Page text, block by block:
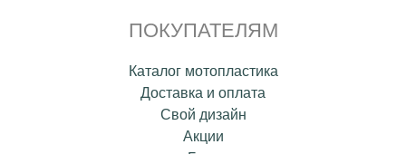
ПОКУПАТЕЛЯМ
Каталог мотопластика
Доставка и оплата
Свой дизайн
Акции